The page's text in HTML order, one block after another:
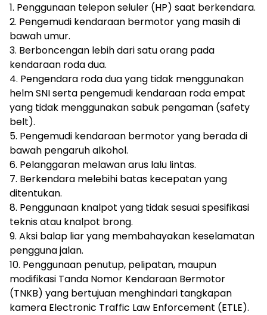
1. Penggunaan telepon seluler (HP) saat berkendara.
2. Pengemudi kendaraan bermotor yang masih di
bawah umur.
3. Berboncengan lebih dari satu orang pada
kendaraan roda dua.
4. Pengendara roda dua yang tidak menggunakan
helm SNI serta pengemudi kendaraan roda empat
yang tidak menggunakan sabuk pengaman (safety
belt).
5. Pengemudi kendaraan bermotor yang berada di
bawah pengaruh alkohol.
6. Pelanggaran melawan arus lalu lintas.
7. Berkendara melebihi batas kecepatan yang
ditentukan.
8. Penggunaan knalpot yang tidak sesuai spesifikasi
teknis atau knalpot brong.
9. Aksi balap liar yang membahayakan keselamatan
pengguna jalan.
10. Penggunaan penutup, pelipatan, maupun
modifikasi Tanda Nomor Kendaraan Bermotor
(TNKB) yang bertujuan menghindari tangkapan
kamera Electronic Traffic Law Enforcement (ETLE).